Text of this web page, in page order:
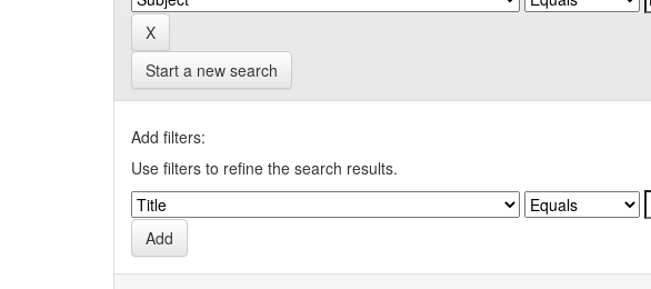
Start a new search
Add filters:
Use filters to refine the search results.